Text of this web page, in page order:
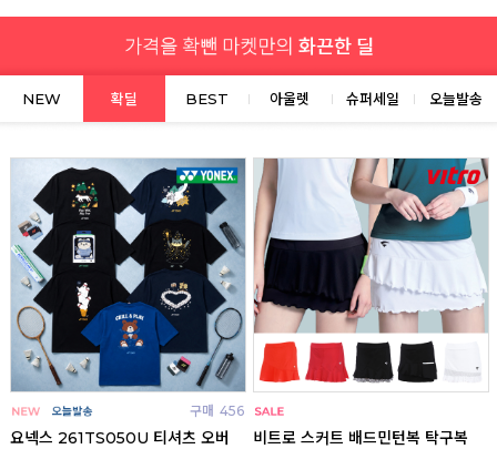
NEW 확딜 BEST 아울렛 슈퍼세일 오늘발송
구매 456
요넥스 261TS050U 티셔츠 오버
비트로 스커트 배드민턴복 탁구복